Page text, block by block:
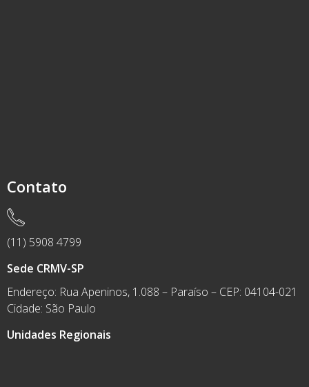
Contato
(11) 5908 4799
Sede CRMV-SP
Endereço: Rua Apeninos, 1.088 – Paraíso – CEP: 04104-021
Cidade: São Paulo
Unidades Regionais